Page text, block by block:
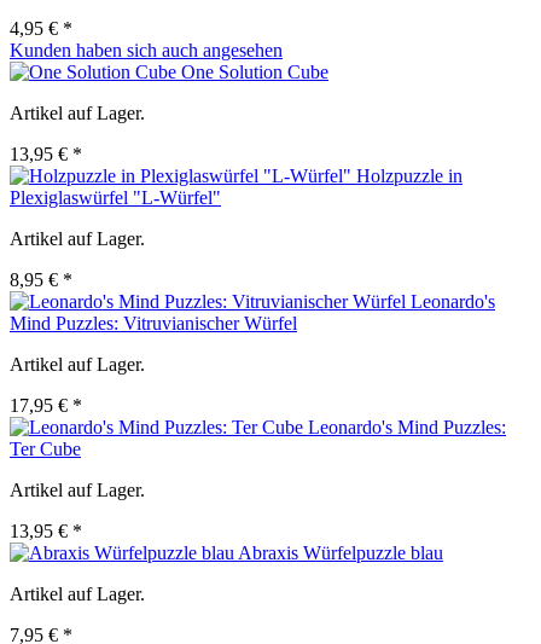
4,95 € *
Kunden haben sich auch angesehen
One Solution Cube
Artikel auf Lager.
13,95 € *
Holzpuzzle in
Plexiglaswürfel "L-Würfel"
Artikel auf Lager.
8,95 € *
Leonardo's
Mind Puzzles: Vitruvianischer Würfel
Artikel auf Lager.
17,95 € *
Leonardo's Mind Puzzles:
Ter Cube
Artikel auf Lager.
13,95 € *
Abraxis Würfelpuzzle blau
Artikel auf Lager.
7,95 € *